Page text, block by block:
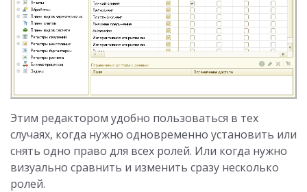
Этим редактором удобно пользоваться в тех
случаях, когда нужно одновременно установить или
снять одно право для всех ролей. Или когда нужно
визуально сравнить и изменить сразу несколько
ролей.